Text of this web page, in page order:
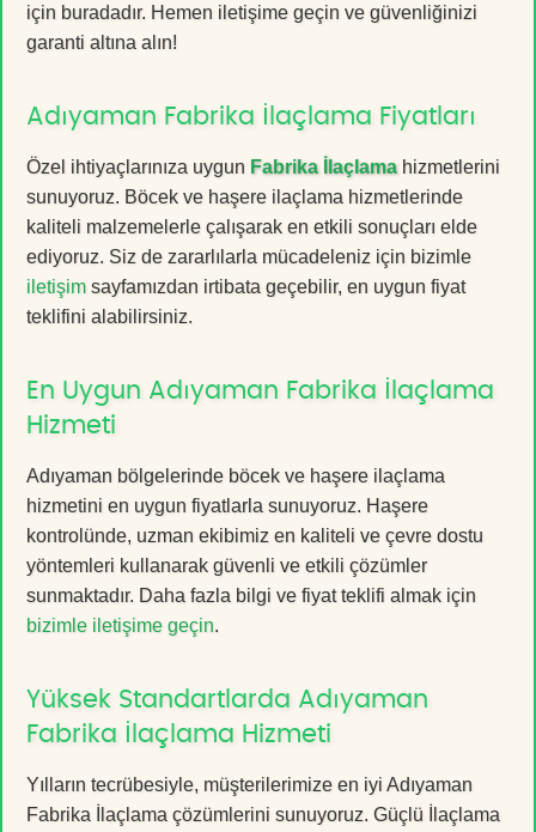
için buradadır. Hemen iletişime geçin ve güvenliğinizi
garanti altına alın!
Adıyaman Fabrika İlaçlama Fiyatları
Özel ihtiyaçlarınıza uygun Fabrika İlaçlamahizmetlerini
sunuyoruz. Böcek ve haşere ilaçlama hizmetlerinde
kaliteli malzemelerle çalışarak en etkili sonuçları elde
ediyoruz. Siz de zararlılarla mücadeleniz için bizimle
iletişim sayfamızdan irtibata geçebilir, en uygun fiyat
teklifini alabilirsiniz.
En Uygun Adıyaman Fabrika İlaçlama
Hizmeti
Adıyaman bölgelerinde böcek ve haşere ilaçlama
hizmetini en uygun fiyatlarla sunuyoruz. Haşere
kontrolünde, uzman ekibimiz en kaliteli ve çevre dostu
yöntemleri kullanarak güvenli ve etkili çözümler
sunmaktadır. Daha fazla bilgi ve fiyat teklifi almak için
bizimle iletişime geçin.
Yüksek Standartlarda Adıyaman
Fabrika İlaçlama Hizmeti
Yılların tecrübesiyle, müşterilerimize en iyi Adıyaman
Fabrika İlaçlama çözümlerini sunuyoruz. Güçlü İlaçlama